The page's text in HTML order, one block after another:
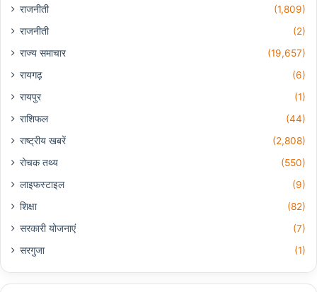
राजनीती
(1,809)
राजनीती
(2)
राज्य समाचार
(19,657)
रायगढ़
(6)
रायपुर
(1)
राशिफल
(44)
राष्ट्रीय खबरें
(2,808)
रोचक तथ्य
(550)
लाइफस्टाइल
(9)
शिक्षा
(82)
सरकारी योजनाएं
(7)
सरगुजा
(1)